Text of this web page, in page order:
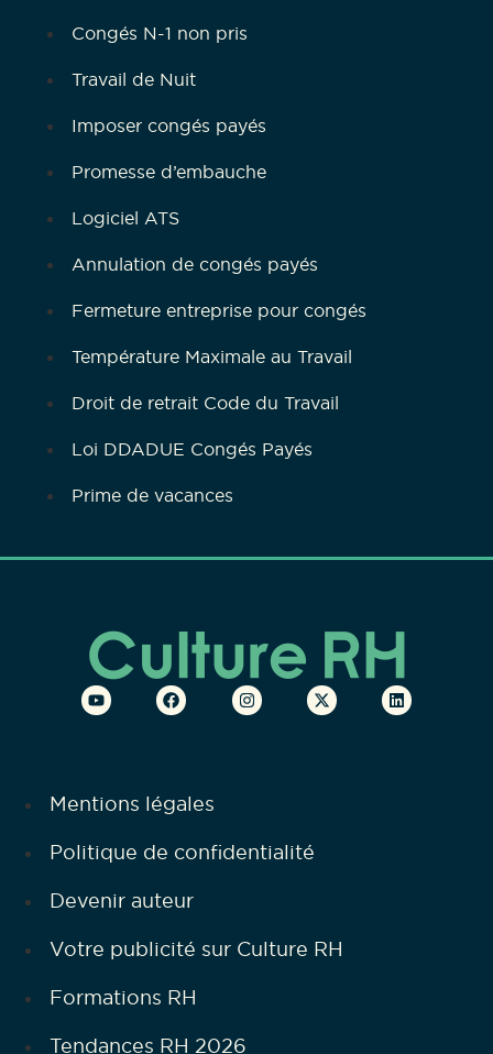
Congés N-1 non pris
Travail de Nuit
Imposer congés payés
Promesse d’embauche
Logiciel ATS
Annulation de congés payés
Fermeture entreprise pour congés
Température Maximale au Travail
Droit de retrait Code du Travail
Loi DDADUE Congés Payés
Prime de vacances
Mentions légales
Politique de confidentialité
Devenir auteur
Votre publicité sur Culture RH
Formations RH
Tendances RH 2026